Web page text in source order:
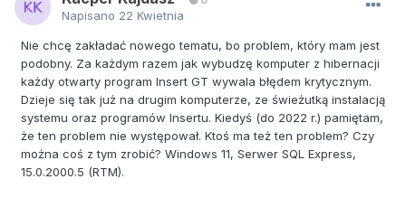
Napisano 22 Kwietnia
Nie chcę zakładać nowego tematu, bo problem, który mam jest
podobny. Za każdym razem jak wybudzę komputer z hibernacji
każdy otwarty program Insert GT wywala błędem krytycznym.
Dzieje się tak już na drugim komputerze, ze świeżutką instalacją
systemu oraz programów Insertu. Kiedyś (do 2022 r.) pamiętam,
że ten problem nie występował. Ktoś ma też ten problem? Czy
można coś z tym zrobić? Windows 11, Serwer SQL Express,
15.0.2000.5 (RTM).